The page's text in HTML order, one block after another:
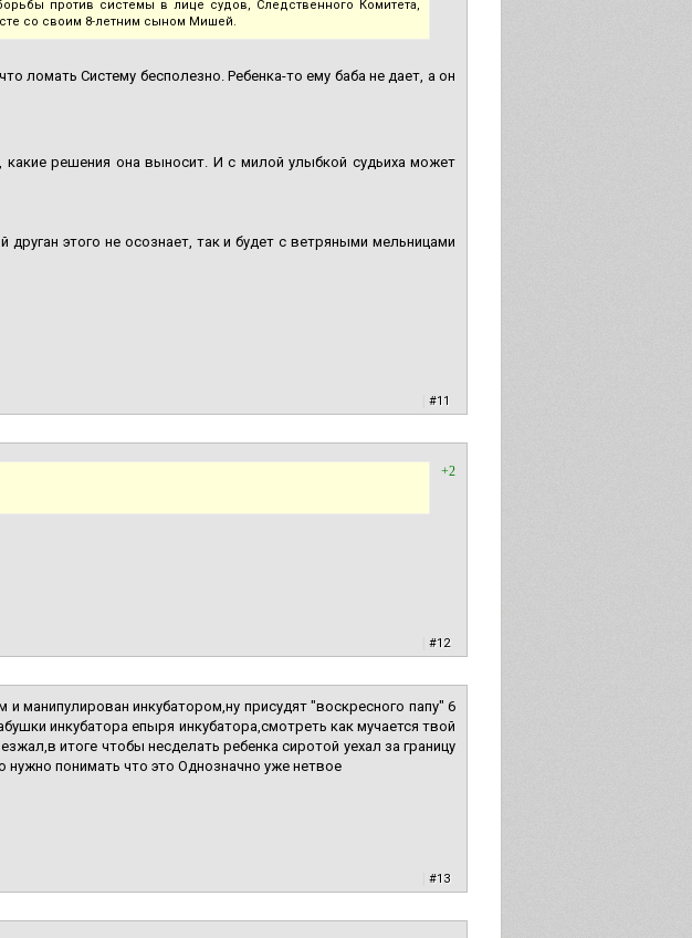
против системы в лице судов, Следственного Комитета,
со своим 8-летним сыном Мишей.
ломать Систему бесполезно. Ребенка-то ему баба не дает, а он
решения она выносит. И с милой улыбкой судьиха может
этого не осознает, так и будет с ветряными мельницами
#11
+2
#12
манипулирован инкубатором,ну присудят "воскресного папу" 6
инкубатора епыря инкубатора,смотреть как мучается твой
итоге чтобы несделать ребенка сиротой уехал за границу
понимать что это Однозначно уже нетвое
#13